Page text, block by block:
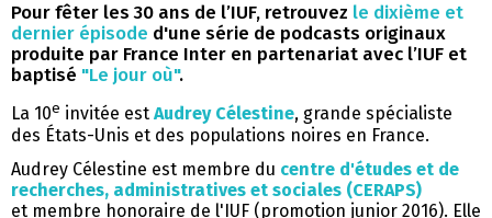
Pour fêter les 30 ans de l’IUF, retrouvez le dixième et
dernier épisode d'une série de podcasts originaux
produite par France Inter en partenariat avec l’IUF et
baptisé "Le jour où".
La 10e invitée est Audrey Célestine, grande spécialiste
des États-Unis et des populations noires en France.
Audrey Célestine est membre du centre d'études et de
recherches, administratives et sociales (CERAPS)
et membre honoraire de l'IUF (promotion junior 2016). Elle